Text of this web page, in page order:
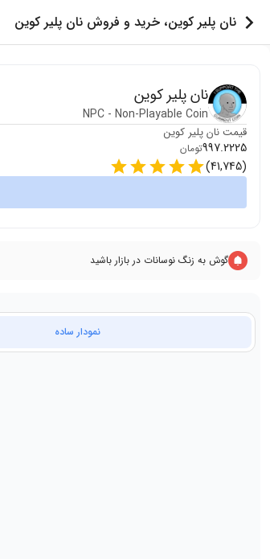
نان پلیر کوین، خرید و فروش نان پلیر کوین
نان پلیر کوین
NPC - Non-Playable Coin
قیمت نان پلیر کوین
997.2225تومان
(
41,745
)
گوش به زنگ نوسانات در بازار باشید
نمودار ساده